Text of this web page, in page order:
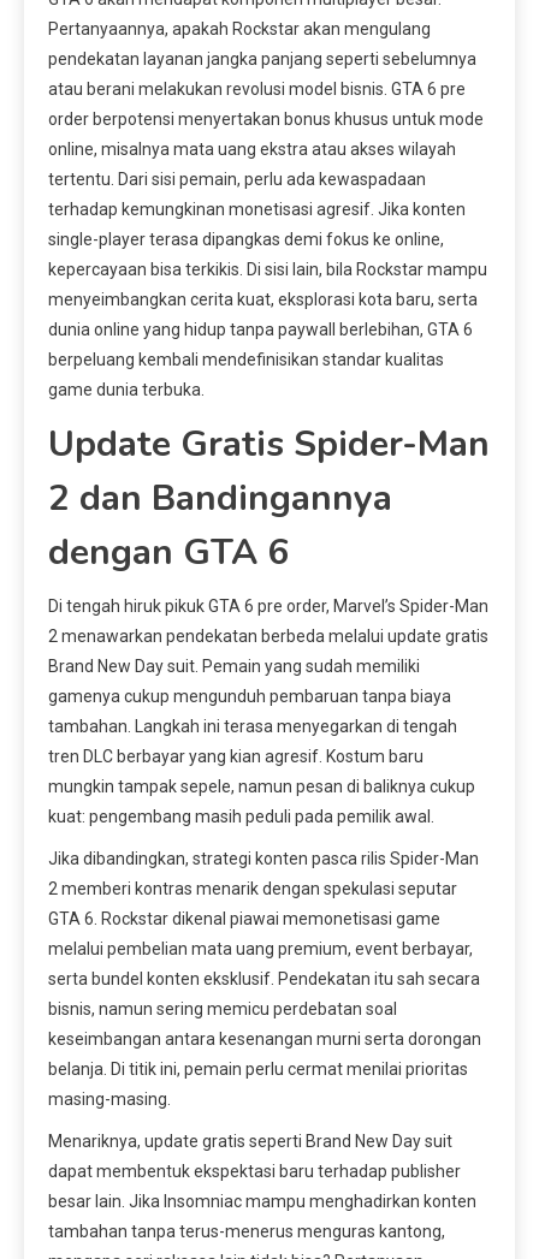
Pertanyaannya, apakah Rockstar akan mengulang
pendekatan layanan jangka panjang seperti sebelumnya
atau berani melakukan revolusi model bisnis. GTA 6 pre
order berpotensi menyertakan bonus khusus untuk mode
online, misalnya mata uang ekstra atau akses wilayah
tertentu. Dari sisi pemain, perlu ada kewaspadaan
terhadap kemungkinan monetisasi agresif. Jika konten
single-player terasa dipangkas demi fokus ke online,
kepercayaan bisa terkikis. Di sisi lain, bila Rockstar mampu
menyeimbangkan cerita kuat, eksplorasi kota baru, serta
dunia online yang hidup tanpa paywall berlebihan, GTA 6
berpeluang kembali mendefinisikan standar kualitas
game dunia terbuka.
Update Gratis Spider-Man
2 dan Bandingannya
dengan GTA 6
Di tengah hiruk pikuk GTA 6 pre order, Marvel’s Spider-Man
2 menawarkan pendekatan berbeda melalui update gratis
Brand New Day suit. Pemain yang sudah memiliki
gamenya cukup mengunduh pembaruan tanpa biaya
tambahan. Langkah ini terasa menyegarkan di tengah
tren DLC berbayar yang kian agresif. Kostum baru
mungkin tampak sepele, namun pesan di baliknya cukup
kuat: pengembang masih peduli pada pemilik awal.
Jika dibandingkan, strategi konten pasca rilis Spider-Man
2 memberi kontras menarik dengan spekulasi seputar
GTA 6. Rockstar dikenal piawai memonetisasi game
melalui pembelian mata uang premium, event berbayar,
serta bundel konten eksklusif. Pendekatan itu sah secara
bisnis, namun sering memicu perdebatan soal
keseimbangan antara kesenangan murni serta dorongan
belanja. Di titik ini, pemain perlu cermat menilai prioritas
masing-masing.
Menariknya, update gratis seperti Brand New Day suit
dapat membentuk ekspektasi baru terhadap publisher
besar lain. Jika Insomniac mampu menghadirkan konten
tambahan tanpa terus-menerus menguras kantong,